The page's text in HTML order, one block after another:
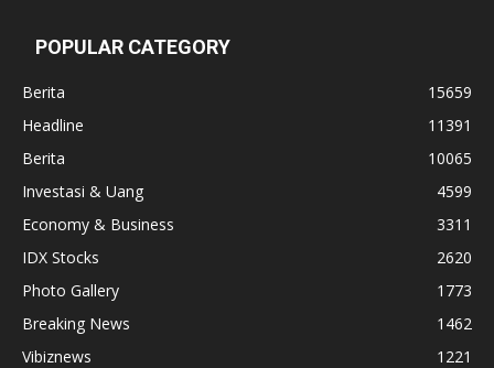
POPULAR CATEGORY
Berita
15659
Headline
11391
Berita
10065
Investasi & Uang
4599
Economy & Business
3311
IDX Stocks
2620
Photo Gallery
1773
Breaking News
1462
Vibiznews
1221